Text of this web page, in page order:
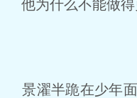
他为什么不能做得
景濯半跪在少年